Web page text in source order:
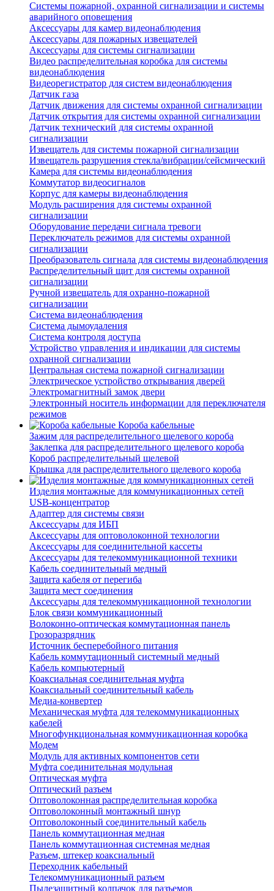
Системы пожарной, охранной сигнализации и системы
аварийного оповещения
Аксессуары для камер видеонаблюдения
Аксессуары для пожарных извещателей
Аксессуары для системы сигнализации
Видео распределительная коробка для системы
видеонаблюдения
Видеорегистратор для систем видеонаблюдения
Датчик газа
Датчик движения для системы охранной сигнализации
Датчик открытия для системы охранной сигнализации
Датчик технический для системы охранной
сигнализации
Извещатель для системы пожарной сигнализации
Извещатель разрушения стекла/вибрации/сейсмический
Камера для системы видеонаблюдения
Коммутатор видеосигналов
Корпус для камеры видеонаблюдения
Модуль расширения для системы охранной
сигнализации
Оборудование передачи сигнала тревоги
Переключатель режимов для системы охранной
сигнализации
Преобразователь сигнала для системы видеонаблюдения
Распределительный щит для системы охранной
сигнализации
Ручной извещатель для охранно-пожарной
сигнализации
Система видеонаблюдения
Система дымоудаления
Система контроля доступа
Устройство управления и индикации для системы
охранной сигнализации
Центральная система пожарной сигнализации
Электрическое устройство открывания дверей
Электромагнитный замок двери
Электронный носитель информации для переключателя
режимов
Короба кабельные
Зажим для распределительного щелевого короба
Заклепка для распределительного щелевого короба
Короб распределительный щелевой
Крышка для распределительного щелевого короба
Изделия монтажные для коммуникационных сетей
USB-концентратор
Адаптер для системы связи
Аксессуары для ИБП
Аксессуары для оптоволоконной технологии
Аксессуары для соединительной кассеты
Аксессуары для телекоммуникационной техники
Кабель соединительный медный
Защита кабеля от перегиба
Защита мест соединения
Аксессуары для телекоммуникационной технологии
Блок связи коммуникационный
Волоконно-оптическая коммутационная панель
Грозоразрядник
Источник бесперебойного питания
Кабель коммутационный системный медный
Кабель компьютерный
Коаксиальная соединительная муфта
Коаксиальный соединительный кабель
Медиа-конвертер
Механическая муфта для телекоммуникационных
кабелей
Многофункциональная коммуникационная коробка
Модем
Модуль для активных компонентов сети
Муфта соединительная модульная
Оптическая муфта
Оптический разъем
Оптоволоконная распределительная коробка
Оптоволоконный монтажный шнур
Оптоволоконный соединительный кабель
Панель коммутационная медная
Панель коммутационная системная медная
Разъем, штекер коаксиальный
Переходник кабельный
Телекоммуникационный разъем
Пылезащитный колпачок для разъемов